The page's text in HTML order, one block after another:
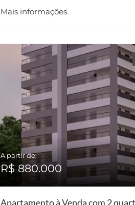
Mais informações
A partir de:
R$ 880.000
Apartamento à Venda com 2